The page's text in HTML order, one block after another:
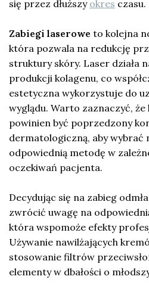
się przez dłuższy okres czasu.
Zabiegi laserowe to kolejna
która pozwala na redukcję
struktury skóry. Laser działa
produkcji kolagenu, co
estetyczna wykorzystuje do
wyglądu. Warto zaznaczyć,
powinien być poprzedzony
dermatologiczną, aby wybrać
odpowiednią metodę w
oczekiwań pacjenta.
Decydując się na zabieg
zwrócić uwagę na
która wspomoże efekty
Używanie nawilżających
stosowanie filtrów
elementy w dbałości o